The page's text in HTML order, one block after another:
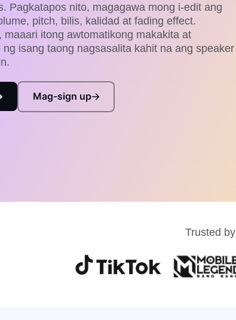
Pagkatapos nito, magagawa mong i-edit ang
pitch, bilis, kalidad at fading effect.
maaari itong awtomatikong makakita at
isang taong nagsasalita kahit na ang speaker
Mag-sign up
Trusted by